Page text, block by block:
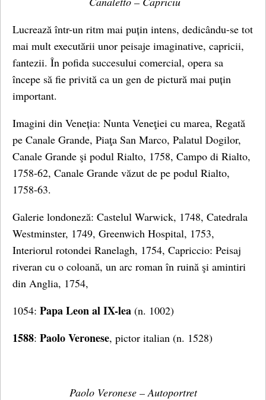
Lucrează într-un ritm mai puțin intens, dedicându-se tot
mai mult executării unor peisaje imaginative, capricii,
fantezii. În pofida succesului comercial, opera sa
începe să fie privită ca un gen de pictură mai puțin
important.
Imagini din Veneția: Nunta Veneţiei cu marea, Regată
pe Canale Grande, Piaţa San Marco, Palatul Dogilor,
Canale Grande şi podul Rialto, 1758, Campo di Rialto,
1758-62, Canale Grande văzut de pe podul Rialto,
1758-63.
Galerie londoneză: Castelul Warwick, 1748, Catedrala
Westminster, 1749, Greenwich Hospital, 1753,
Interiorul rotondei Ranelagh, 1754, Capriccio: Peisaj
riveran cu o coloană, un arc roman în ruină şi amintiri
din Anglia, 1754,
1054: Papa Leon al IX-lea (n. 1002)
1588: Paolo Veronese, pictor italian (n. 1528)
Paolo Veronese – Autoportret